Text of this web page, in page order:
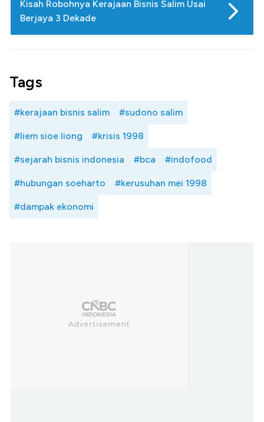
Kisah Robohnya Kerajaan Bisnis Salim Usai
Berjaya 3 Dekade
Tags
#kerajaan bisnis salim #sudono salim
#liem sioe liong #krisis 1998
#sejarah bisnis indonesia #bca #indofood
#hubungan soeharto #kerusuhan mei 1998
#dampak ekonomi